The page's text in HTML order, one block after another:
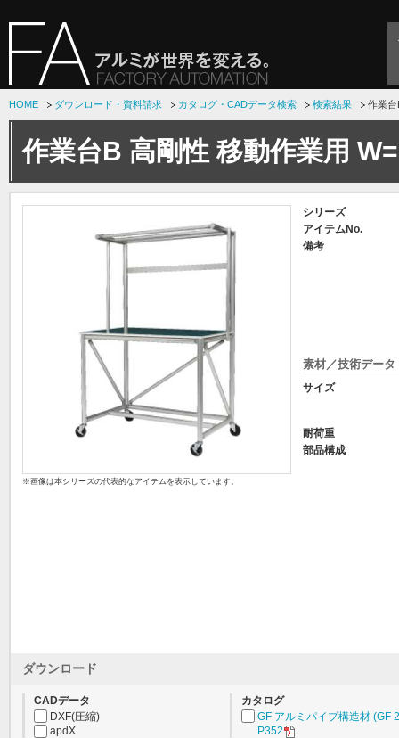
HOME ダウンロード・資料請求 カタログ・CADデータ検索 検索結果 作業台
作業台B 高剛性 移動作業用
※画像は本シリーズの代表的なアイテムを表示しています。
シリーズ
アイテムNo.
備考
素材／技術データ
サイズ
耐荷重
部品構成
ダウンロード
CADデータ
DXF(圧縮)
apdX
カタログ
GF アルミパイプ構造材 (GF
P352